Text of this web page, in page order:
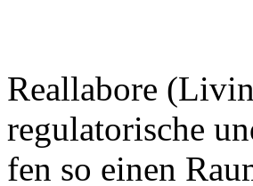
Re­alla­bo­re
re­gu­la­to­ri­sche
fen so ei­nen